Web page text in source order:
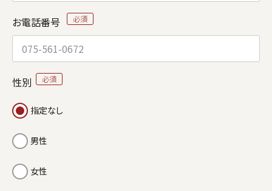
お電話番号
性別
指定なし
男性
女性